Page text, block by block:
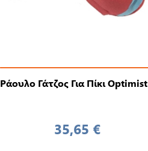
Ράουλο Γάτζος Για Πίκι Optimist
35,65 €